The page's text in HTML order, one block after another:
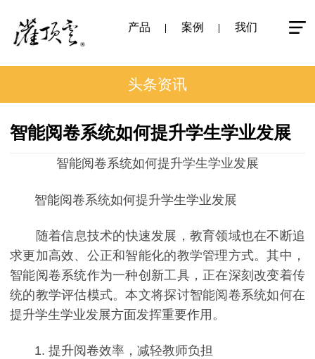
产品 案例 我们
头条资讯
智能阅卷系统如何提升学生学业发展
智能阅卷系统如何提升学生学业发展
智能阅卷系统如何提升学生学业发展
随着信息技术的快速发展，教育领域也在不断追
求更加高效、公正和智能化的教学管理方式。其中，
智能阅卷系统作为一种创新工具，正在深刻改变着传
统的教学评估模式。本文将探讨智能阅卷系统如何在
提升学生学业发展方面发挥重要作用。
1. 提升阅卷效率，减轻教师负担